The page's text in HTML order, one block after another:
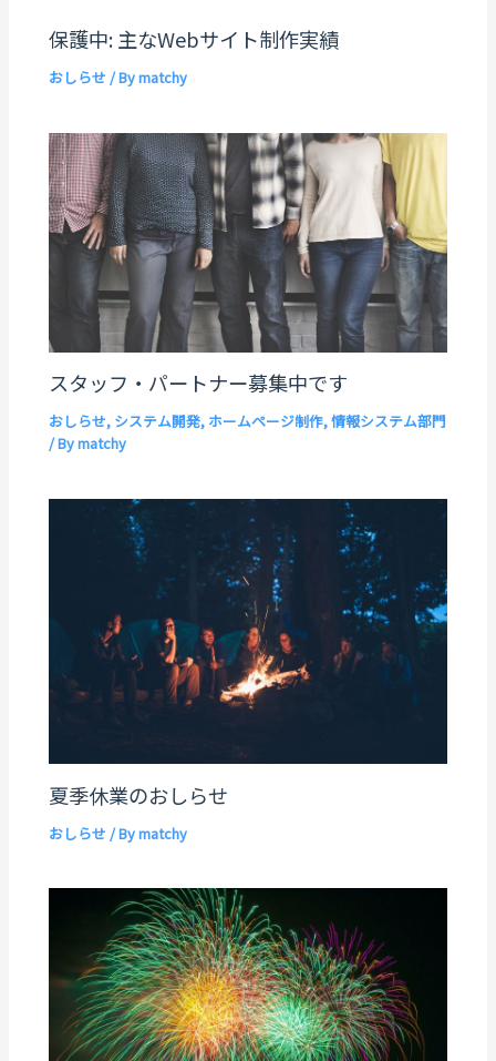
保護中: 主なWebサイト制作実績
おしらせ / Bymatchy
スタッフ・パートナー募集中です
おしらせ, システム開発, ホームページ制作,情報システム部門
/ Bymatchy
夏季休業のおしらせ
おしらせ / Bymatchy